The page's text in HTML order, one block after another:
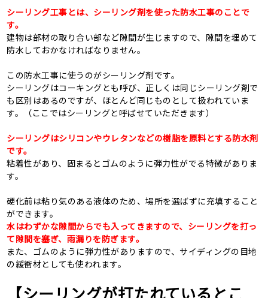
シーリング工事とは、シーリング剤を使った防水工事のことで
す。
建物は部材の取り合い部など隙間が生じますので、隙間を埋めて
防水しておかなければなりません。
この防水工事に使うのがシーリング剤です。
シーリングはコーキングとも呼び、正しくは同じシーリング剤で
も区別はあるのですが、ほとんど同じものとして扱われていま
す。（ここではシーリングと呼ばせていただきます）
シーリングはシリコンやウレタンなどの樹脂を原料とする防水剤
です。
粘着性があり、固まるとゴムのように弾力性がでる特徴がありま
す。
硬化前は粘り気のある液体のため、場所を選ばずに充填すること
ができます。
水はわずかな隙間からでも入ってきますので、シーリングを打っ
て隙間を塞ぎ、雨漏りを防ぎます。
また、ゴムのように弾力性がありますので、サイディングの目地
の緩衝材としても使われます。
【シーリングが打たれているとこ